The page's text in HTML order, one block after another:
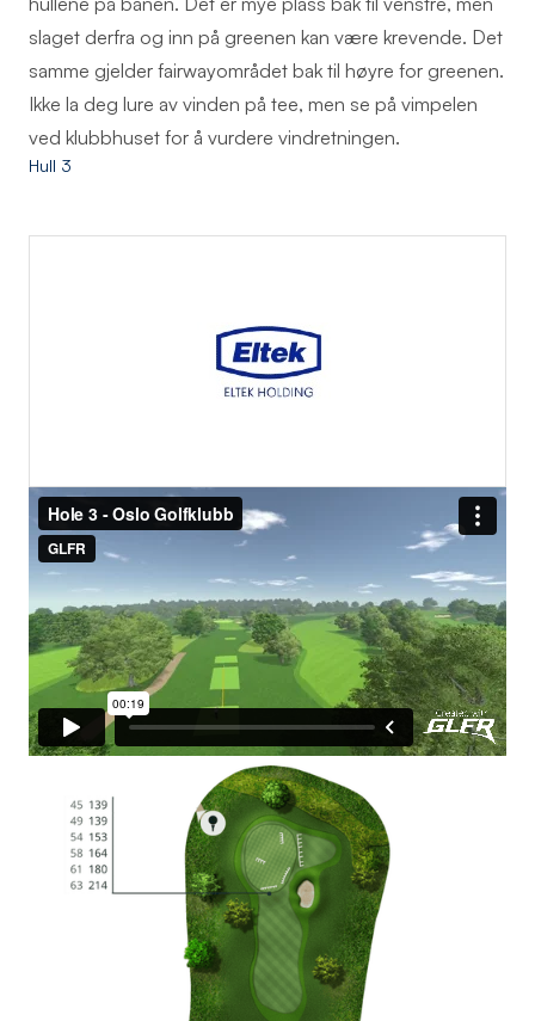
slaget derfra og inn på greenen kan være krevende. Det
samme gjelder fairwayområdet bak til høyre for greenen.
Ikke la deg lure av vinden på tee, men se på vimpelen
ved klubbhuset for å vurdere vindretningen.
Hull 3